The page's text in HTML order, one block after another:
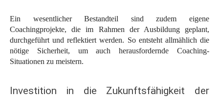
Ein wesentlicher Bestandteil sind zudem eigene
Coachingprojekte, die im Rahmen der Ausbildung geplant,
durchgeführt und reflektiert werden. So entsteht allmählich die
nötige Sicherheit, um auch herausfordernde Coaching-
Situationen zu meistern.
Investition in die Zukunftsfähigkeit der